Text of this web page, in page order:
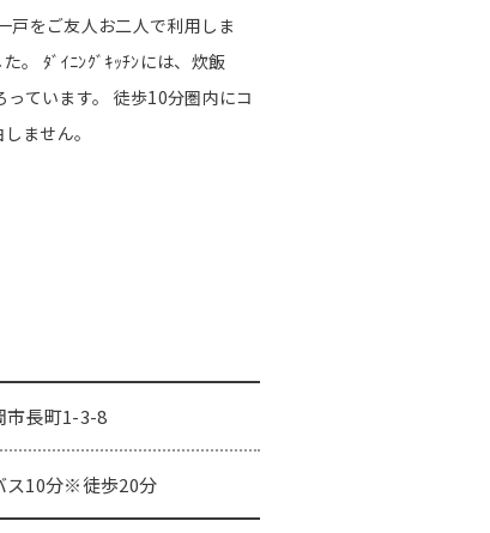
戸をご友人お二人で利用しま
。 ﾀﾞｲﾆﾝｸﾞｷｯﾁﾝには、炊飯
ています。 徒歩10分圏内にコ
ません。
市長町1-3-8
ス10分※徒歩20分